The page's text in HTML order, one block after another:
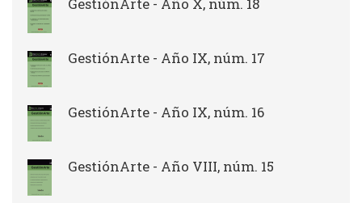
GestiónArte - Año X, núm. 18
GestiónArte - Año IX, núm. 17
GestiónArte - Año IX, núm. 16
GestiónArte - Año VIII, núm. 15